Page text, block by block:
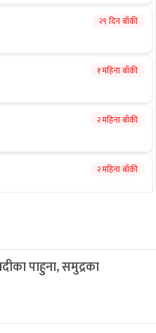
२९ दिन बाँकी
१ महिना बाँकी
२ महिना बाँकी
२ महिना बाँकी
२ महिना बाँकी
पाहुना, समुद्रका